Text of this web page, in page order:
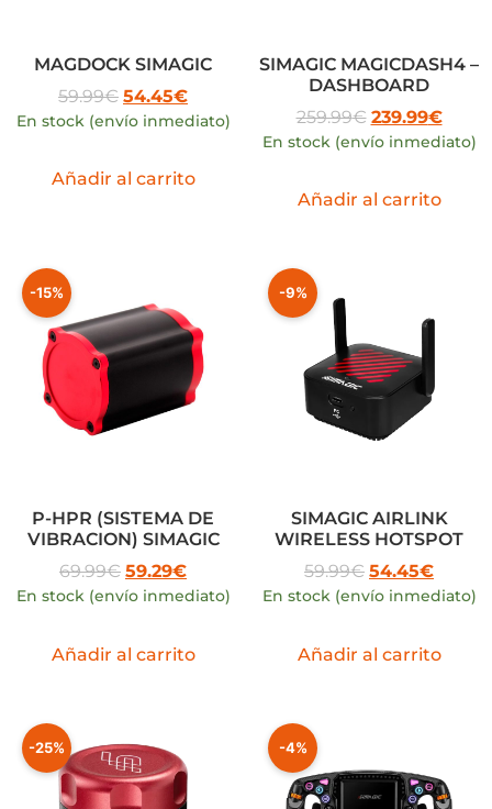
MAGDOCK SIMAGIC
59.99€ 54.45€
En stock (envío inmediato)
Añadir al carrito
SIMAGIC MAGICDASH4 –
DASHBOARD
259.99€ 239.99€
En stock (envío inmediato)
Añadir al carrito
-15%
P-HPR (SISTEMA DE
VIBRACION) SIMAGIC
69.99€ 59.29€
En stock (envío inmediato)
Añadir al carrito
-9%
SIMAGIC AIRLINK
WIRELESS HOTSPOT
59.99€ 54.45€
En stock (envío inmediato)
Añadir al carrito
-25% -4%